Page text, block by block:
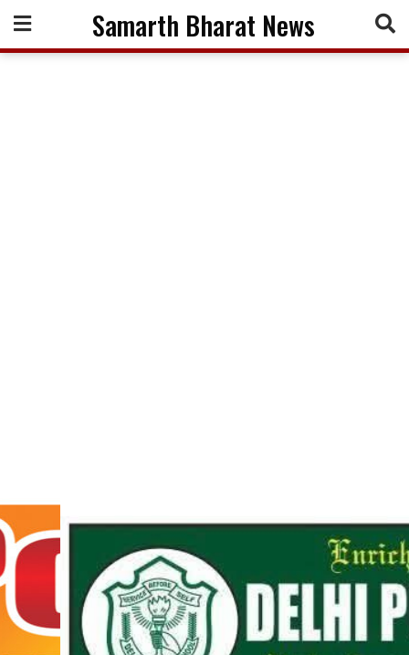
content
Samarth Bharat News